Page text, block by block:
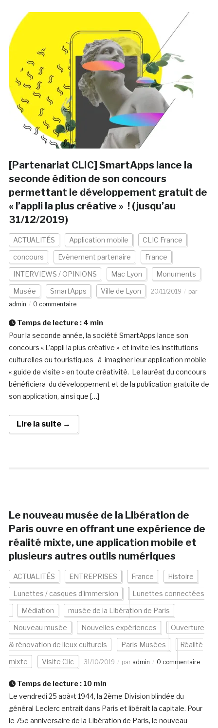
[Partenariat CLIC] SmartApps lance la
seconde édition de son concours
permettant le développement gratuit de
« l’appli la plus créative » ! (jusqu’au
31/12/2019)
ACTUALITÉS Application mobile CLIC France
concours Evènement partenaire France
INTERVIEWS / OPINIONS Mac Lyon Monuments
Musée SmartApps Ville de Lyon 20/11/2019
par
admin
0 commentaire
Temps de lecture : 4 min
Pour la seconde année, la société SmartApps lance son
concours « L’appli la plus créative » et invite les institutions
culturelles ou touristiques à imaginer leur application mobile
« guide de visite » en toute créativité. Le lauréat du concours
bénéficiera du développement et de la publication gratuite de
son application, ainsi que […]
Lire la suite →
Le nouveau musée de la Libération de
Paris ouvre en offrant une expérience de
réalité mixte, une application mobile et
plusieurs autres outils numériques
ACTUALITÉS ENTREPRISES France Histoire
Lunettes / casques d'immersion Lunettes connectées
Médiation musée de la Libération de Paris
Nouveau musée Nouvelles expériences Ouverture
& rénovation de lieux culturels Paris Musées Réalité
mixte Visite Clic 31/10/2019 par admin 0 commentaire
Temps de lecture : 10 min
Le vendredi 25 aoà»t 1944, la 2ème Division blindée du
général Leclerc entrait dans Paris et libérait la capitale. Pour
le 75e anniversaire de la Libération de Paris, le nouveau